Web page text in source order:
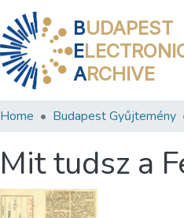
BUDAPEST
E
ARCHIVE
Home Budapest Gyűjtemény
Mit tudsz a